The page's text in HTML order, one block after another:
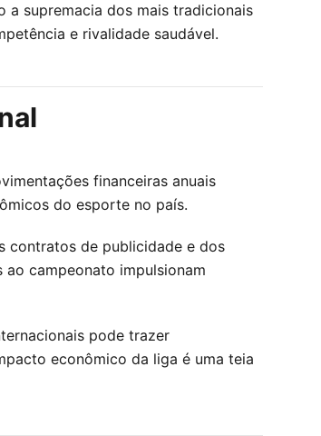
a supremacia dos mais tradicionais
e rivalidade saudável.
financeiras anuais
do esporte no país.
contratos de publicidade e dos
campeonato impulsionam
pode trazer
econômico da liga é uma teia